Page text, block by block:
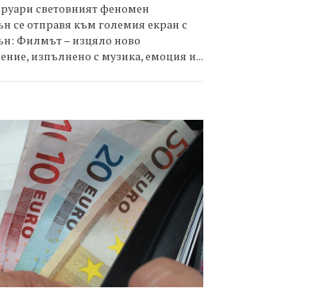
световният феномен
се отправя към големия екран с
Филмът – изцяло ново
изпълнено с музика, емоция и...